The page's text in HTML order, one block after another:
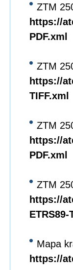
ZTM
https://
PDF.xml
ZTM
https://
TIFF.xml
ZTM
https://
PDF.xml
ZTM
https://
ETRS89-
Mapa
https://